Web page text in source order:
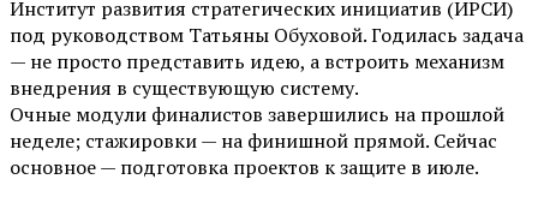
Институт развития стратегических инициатив (ИРСИ)
под руководством Татьяны Обуховой. Годилась задача
— не просто представить идею, а встроить механизм
внедрения в существующую систему.
Очные модули финалистов завершились на прошлой
неделе; стажировки — на финишной прямой. Сейчас
основное — подготовка проектов к защите в июле.